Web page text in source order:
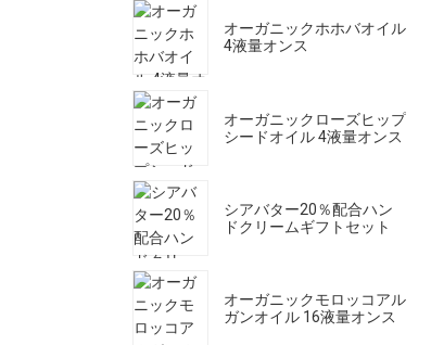
オーガニックホホバオイル
4液量オンス
オーガニックローズヒップ
シードオイル 4液量オンス
シアバター20％配合ハン
ドクリームギフトセット
オーガニックモロッコアル
ガンオイル 16液量オンス